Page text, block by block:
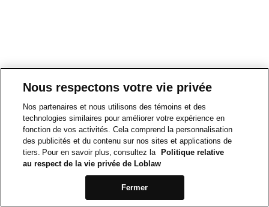
Nous respectons votre vie privée
Nos partenaires et nous utilisons des témoins et des
technologies similaires pour améliorer votre expérience en
fonction de vos activités. Cela comprend la personnalisation
des publicités et du contenu sur nos sites et applications de
tiers. Pour en savoir plus, consultez la
Politique relative
au respect de la vie privée de Loblaw
Fermer